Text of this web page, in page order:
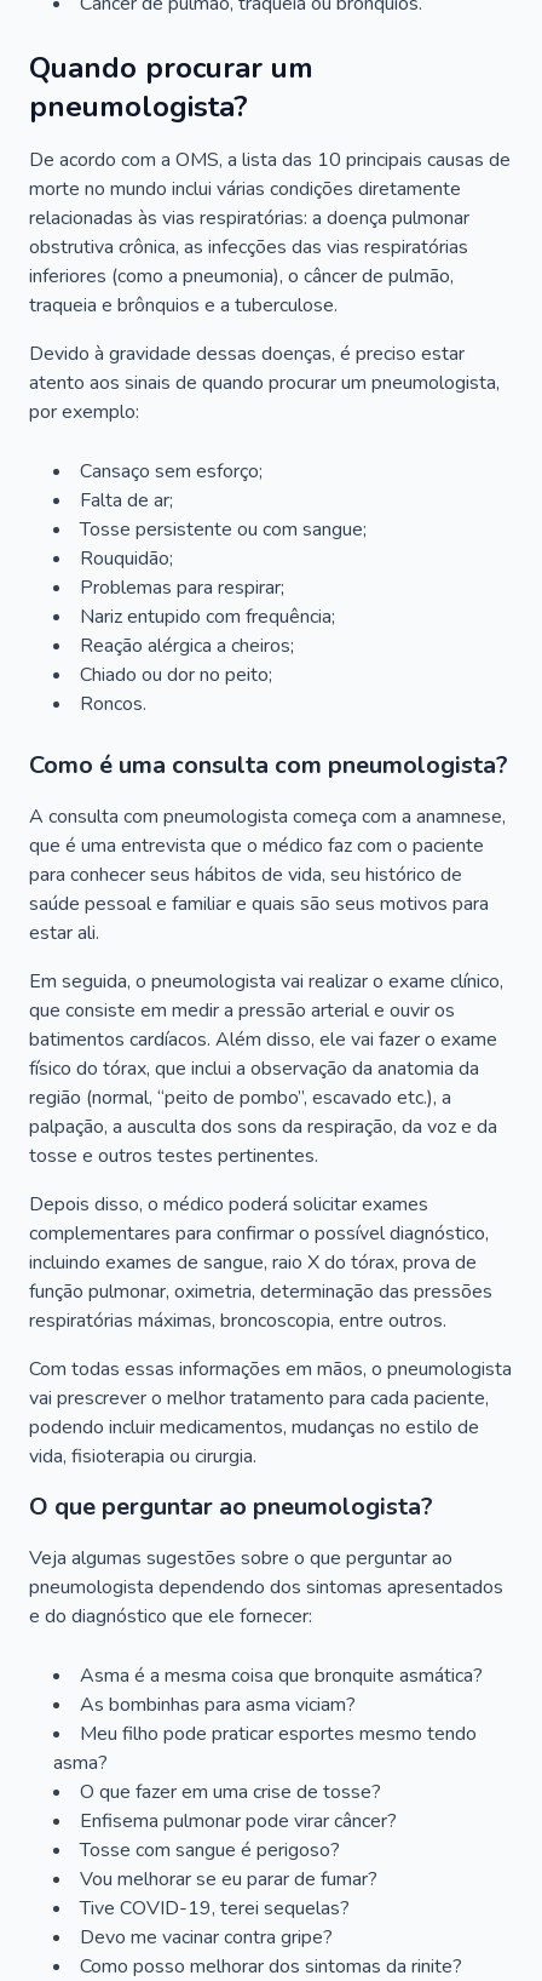
Quando procurar um
pneumologista?
De acordo com a OMS, a lista das 10 principais causas de
morte no mundo inclui várias condições diretamente
relacionadas às vias respiratórias: a doença pulmonar
obstrutiva crônica, as infecções das vias respiratórias
inferiores (como a pneumonia), o câncer de pulmão,
traqueia e brônquios e a tuberculose.
Devido à gravidade dessas doenças, é preciso estar
atento aos sinais de quando procurar um pneumologista,
por exemplo:
Cansaço sem esforço;
Falta de ar;
Tosse persistente ou com sangue;
Rouquidão;
Problemas para respirar;
Nariz entupido com frequência;
Reação alérgica a cheiros;
Chiado ou dor no peito;
Roncos.
Como é uma consulta com pneumologista?
A consulta com pneumologista começa com a anamnese,
que é uma entrevista que o médico faz com o paciente
para conhecer seus hábitos de vida, seu histórico de
saúde pessoal e familiar e quais são seus motivos para
estar ali.
Em seguida, o pneumologista vai realizar o exame clínico,
que consiste em medir a pressão arterial e ouvir os
batimentos cardíacos. Além disso, ele vai fazer o exame
físico do tórax, que inclui a observação da anatomia da
região (normal, “peito de pombo”, escavado etc.), a
palpação, a ausculta dos sons da respiração, da voz e da
tosse e outros testes pertinentes.
Depois disso, o médico poderá solicitar exames
complementares para confirmar o possível diagnóstico,
incluindo exames de sangue, raio X do tórax, prova de
função pulmonar, oximetria, determinação das pressões
respiratórias máximas, broncoscopia, entre outros.
Com todas essas informações em mãos, o pneumologista
vai prescrever o melhor tratamento para cada paciente,
podendo incluir medicamentos, mudanças no estilo de
vida, fisioterapia ou cirurgia.
O que perguntar ao pneumologista?
Veja algumas sugestões sobre o que perguntar ao
pneumologista dependendo dos sintomas apresentados
e do diagnóstico que ele fornecer:
Asma é a mesma coisa que bronquite asmática?
As bombinhas para asma viciam?
Meu filho pode praticar esportes mesmo tendo
asma?
O que fazer em uma crise de tosse?
Enfisema pulmonar pode virar câncer?
Tosse com sangue é perigoso?
Vou melhorar se eu parar de fumar?
Tive COVID-19, terei sequelas?
Devo me vacinar contra gripe?
Como posso melhorar dos sintomas da rinite?